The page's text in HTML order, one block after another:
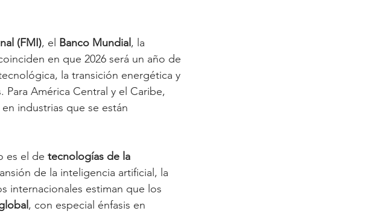
(FMI), el Banco Mundial , la
en que 2026 será un año de
la transición energética y
América Central y el Caribe,
industrias que se están
es el de tecnologías de la
de la inteligencia artificial, la
internacionales estiman que los
, con especial énfasis en